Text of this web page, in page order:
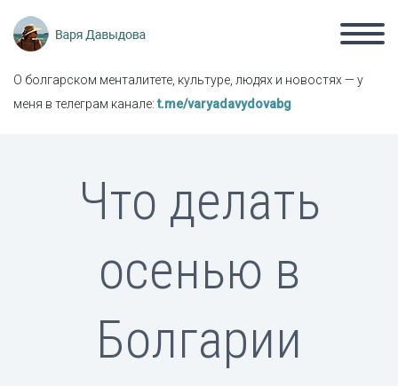
О болгарском менталитете, культуре, людях и новостях — у
меня в телеграм канале:t.me/varyadavydovabg
Что делать
осенью в
Болгарии